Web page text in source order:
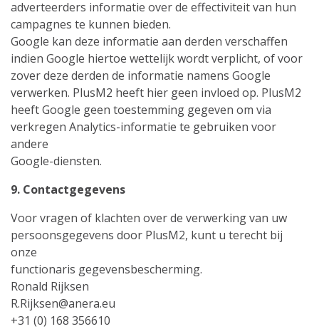
adverteerders informatie over de effectiviteit van hun
campagnes te kunnen bieden.
Google kan deze informatie aan derden verschaffen
indien Google hiertoe wettelijk wordt verplicht, of voor
zover deze derden de informatie namens Google
verwerken. PlusM2 heeft hier geen invloed op. PlusM2
heeft Google geen toestemming gegeven om via
verkregen Analytics-informatie te gebruiken voor
andere
Google-diensten.
9. Contactgegevens
Voor vragen of klachten over de verwerking van uw
persoonsgegevens door PlusM2, kunt u terecht bij
onze
functionaris gegevensbescherming.
Ronald Rijksen
R.Rijksen@anera.eu
+31 (0) 168 356610